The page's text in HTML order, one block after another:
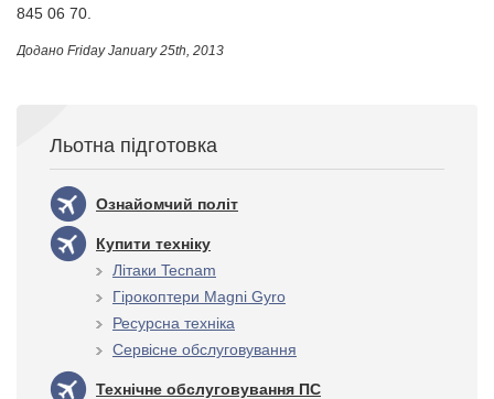
845 06 70.
Додано Friday January 25th, 2013
Льотна підготовка
Ознайомчий політ
Купити техніку
Літаки Tecnam
Гірокоптери Magni Gyro
Ресурсна техніка
Сервісне обслуговування
Технічне обслуговування ПС